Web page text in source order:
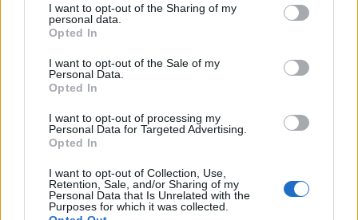
I want to opt-out of the Sharing of my
personal data.
Opted In
I want to opt-out of the Sale of my
Personal Data.
Opted In
I want to opt-out of processing my
Personal Data for Targeted Advertising.
Opted In
I want to opt-out of Collection, Use,
Retention, Sale, and/or Sharing of my
Personal Data that Is Unrelated with the
Purposes for which it was collected.